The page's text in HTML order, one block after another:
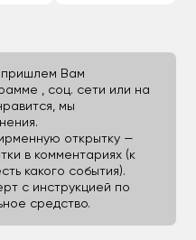
пришлем Вам
, соц. сети или на
мы
открытку —
в комментариях (к
какого события).
с инструкцией по
средство.